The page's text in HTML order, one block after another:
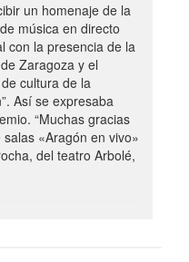
un homenaje de la
música en directo
con la presencia de la
Zaragoza y el
cultura de la
Así se expresaba
“Muchas gracias
«Aragón en vivo»
del teatro Arbolé,